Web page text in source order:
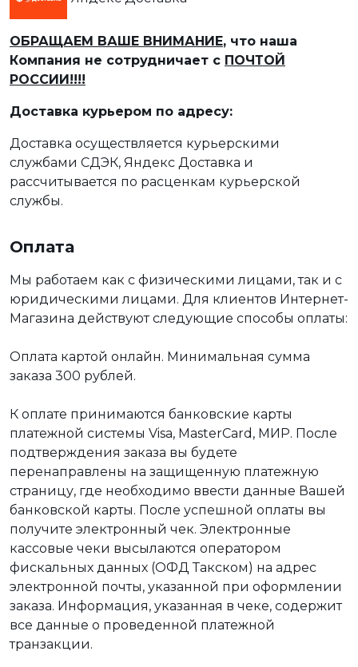
ОБРАЩАЕМ ВАШЕ ВНИМАНИЕ, что наша
Компания не сотрудничает с ПОЧТОЙ
РОССИИ!!!!
Доставка курьером по адресу:
Доставка осуществляется курьерскими
службами СДЭК, Яндекс Доставка и
рассчитывается по расценкам курьерской
службы.
Оплата
Мы работаем как с физическими лицами, так и с
юридическими лицами. Для клиентов Интернет-
Магазина действуют следующие способы оплаты:
Оплата картой онлайн. Минимальная сумма
заказа 300 рублей.
К оплате принимаются банковские карты
платежной системы Visa, MasterCard, МИР. После
подтверждения заказа вы будете
перенаправлены на защищенную платежную
страницу, где необходимо ввести данные Вашей
банковской карты. После успешной оплаты вы
получите электронный чек. Электронные
кассовые чеки высылаются оператором
фискальных данных (ОФД Такском) на адрес
электронной почты, указанной при оформлении
заказа. Информация, указанная в чеке, содержит
все данные о проведенной платежной
транзакции.